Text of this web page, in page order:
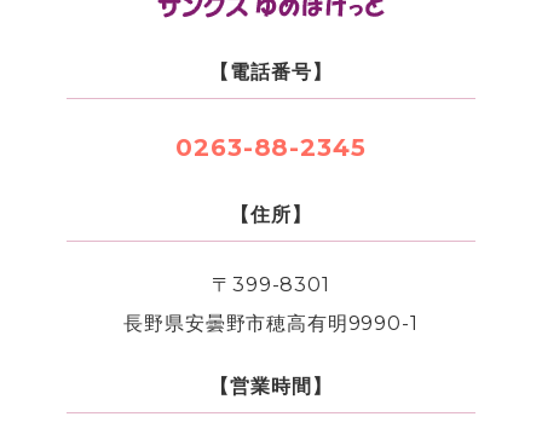
【電話番号】
0263-88-2345
【住所】
〒399-8301
長野県安曇野市穂高有明9990-1
【営業時間】